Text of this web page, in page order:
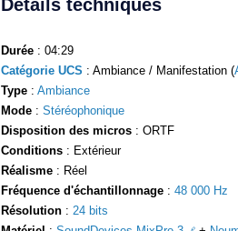
Détails techniques
Durée : 04:29
Catégorie UCS : Ambiance / Manifestation (
Type : Ambiance
Mode : Stéréophonique
Disposition des micros : ORTF
Conditions : Extérieur
Réalisme : Réel
Fréquence d'échantillonnage : 48 000 Hz
Résolution : 24 bits